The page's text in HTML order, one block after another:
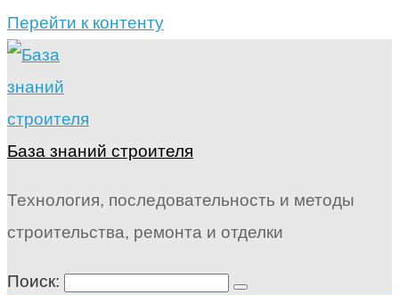
Перейти к контенту
База знаний строителя
Технология, последовательность и методы
строительства, ремонта и отделки
Поиск: